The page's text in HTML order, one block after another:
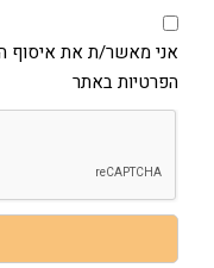
אני
מאשר/ת
את
הפרטים
שמסרתי
באתר
אני מאשר/ת את איסוף
הפרטיות באתר